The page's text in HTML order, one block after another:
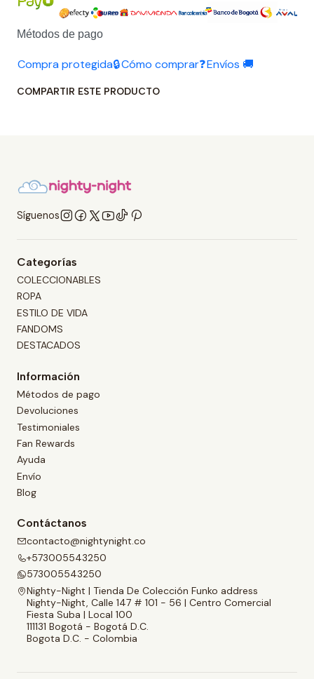
Métodos de pago
Compra protegida🔒Cómo comprar❓Envíos 🚚
COMPARTIR ESTE PRODUCTO
Síguenos
Categorías
COLECCIONABLES
ROPA
ESTILO DE VIDA
FANDOMS
DESTACADOS
Información
Métodos de pago
Devoluciones
Testimoniales
Fan Rewards
Ayuda
Envío
Blog
Contáctanos
contacto@nightynight.co
+573005543250
573005543250
Nighty-Night | Tienda De Colección Funko address
Nighty-Night, Calle 147 # 101 - 56 | Centro Comercial
Fiesta Suba | Local 100
111131 Bogotá - Bogotá D.C.
Bogota D.C. - Colombia